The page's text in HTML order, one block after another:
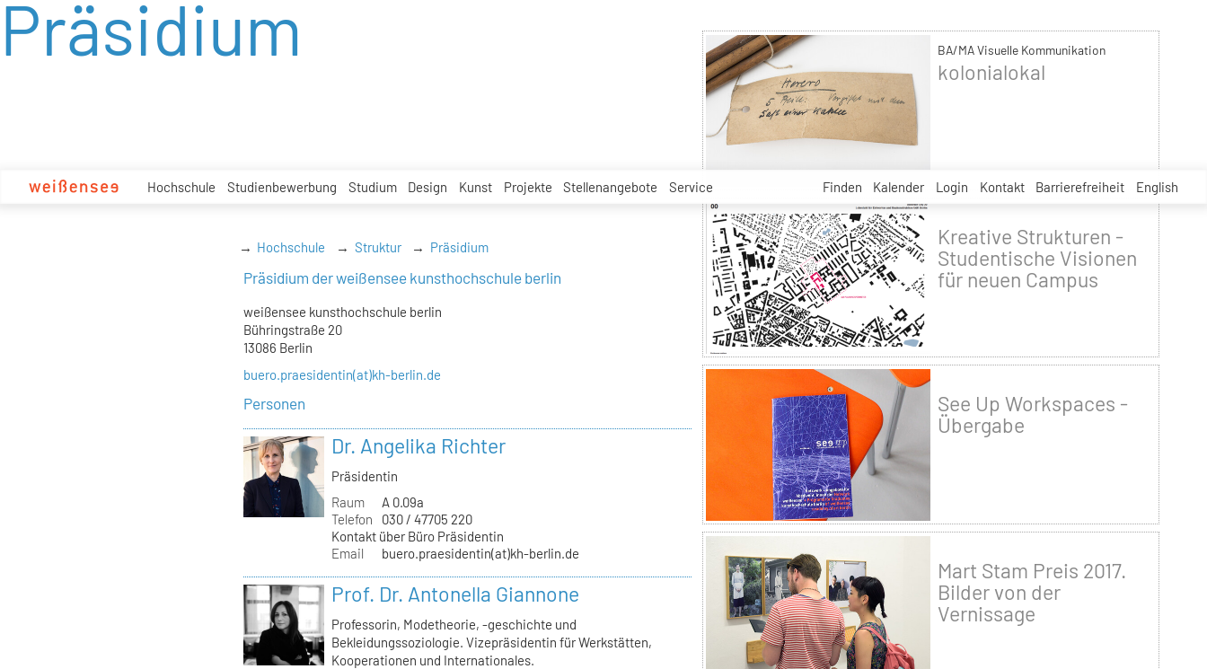
zum
Inhalt
Hochschule Studienbewerbung Studium Design Kunst Projekte Stellenangebote Service Finden Kalender Login Kontakt Barrierefreiheit English
Präsidium
Hochschule Struktur Präsidium
Präsidium der weißensee kunsthochschule berlin
weißensee kunsthochschule berlin
Bühringstraße 20
13086 Berlin
buero.praesidentin(at)kh-berlin.de
Personen
Dr. Angelika Richter
Präsidentin
Raum
A 0.09a
Telefon
030 / 47705 220
Kontakt über Büro Präsidentin
Email
buero.praesidentin(at)kh-berlin.de
Prof. Dr. Antonella Giannone
Professorin, Modetheorie, -geschichte und
Bekleidungssoziologie. Vizepräsidentin für Werkstätten,
Kooperationen und Internationales.
BA/MA Visuelle Kommunikation
kolonialokal
Kreative Strukturen -
Studentische Visionen
für neuen Campus
See Up Workspaces -
Übergabe
Mart Stam Preis 2017.
Bilder von der
Vernissage